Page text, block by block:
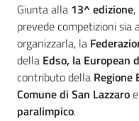
Giunta alla 13^ edizione,
prevede competizioni sia
organizzarla, la
della Edso, la European
contributo della Regione
Comune di San Lazzaro
paralimpico.